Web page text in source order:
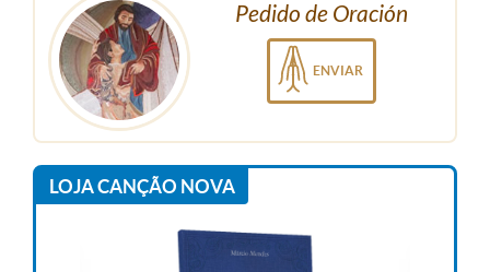
Pedido de Oración
ENVIAR
LOJA CANÇÃO NOVA